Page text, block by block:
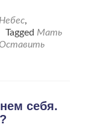
,
Tagged Мать
Оставить
себя.